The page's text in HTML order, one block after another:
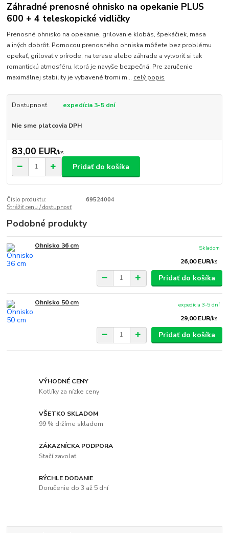
Záhradné prenosné ohnisko na opekanie PLUS
600 + 4 teleskopické vidličky
Prenosné ohnisko na opekanie, grilovanie klobás, špekáčiek, mäsa
a iných dobrôt. Pomocou prenosného ohniska môžete bez problému
opekať, grilovať v prírode, na terase alebo záhrade a vytvoriť si tak
romantickú atmosféru, ktorá je navyše bezpečná. Pre zaručenie
maximálnej stability je vybavené tromi m... celý popis
Dostupnosť expedícia 3-5 dní
Nie sme platcovia DPH
83,00 EUR/ks
Pridať do košíka
Číslo produktu:
69524004
Strážiť cenu / dostupnosť
Podobné produkty
Ohnisko 36 cm
26,00 EUR/ks
Skladom
Pridať do košíka
Ohnisko 50 cm
29,00 EUR/ks
expedícia 3-5 dní
Pridať do košíka
VÝHODNÉ CENY
Kotlíky za nízke ceny
VŠETKO SKLADOM
99 % držíme skladom
ZÁKAZNÍCKA PODPORA
Stačí zavolať
RÝCHLE DODANIE
Doručenie do 3 až 5 dní